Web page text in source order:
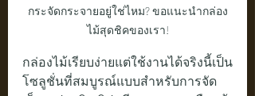
กระจัดกระจายอยู่ใช่ไหม? ขอแนะนำกล่อง
ไม้สุดชิคของเรา!
กล่องไม้เรียบง่ายแต่ใช้งานได้จริงนี้เป็น
โซลูชั่นที่สมบูรณ์แบบสำหรับการจัด